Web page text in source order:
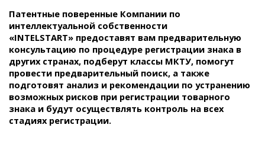
Патентные поверенные Компании по
интеллектуальной собственности
«INTELSTART» предоставят вам предварительную
консультацию по процедуре регистрации знака в
других странах, подберут классы МКТУ, помогут
провести предварительный поиск, а также
подготовят анализ и рекомендации по устранению
возможных рисков при регистрации товарного
знака и будут осуществлять контроль на всех
стадиях регистрации.